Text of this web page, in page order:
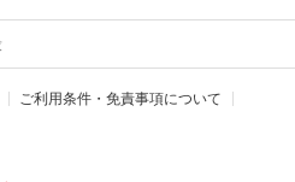
ご利用条件・免責事項について